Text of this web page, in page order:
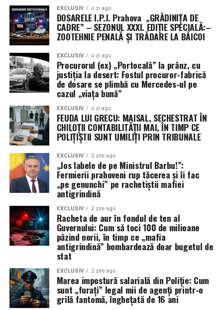
EXCLUSIV o zi ago
DOSARELE I.P.J. Prahova „GRĂDINIȚA DE
CADRE” – SEZONUL XXXI. EDIȚIE SPECIALĂ:–
ZOOTEHNIE PENALĂ ȘI TRĂDARE LA BĂICOI
EXCLUSIV o zi ago
Procurorul (ex) „Portocală” la prânz, cu
justiția la desert: Fostul procuror-fabrică
de dosare se plimbă cu Mercedes-ul pe
cazul „viața bună”
EXCLUSIV o zi ago
FEUDA LUI GRECU: MAISAL, SECHESTRAT ÎN
CHILOȚII CONTABILITĂȚII MAI, ÎN TIMP CE
POLIȚIȘTII SUNT UMILIȚI PRIN TRIBUNALE
EXCLUSIV 2 zile ago
„Jos labele de pe Ministrul Barbu!”:
Fermierii prahoveni rup tăcerea și îi fac
„pe genunchi” pe rachetiștii mafiei
antigrindină
EXCLUSIV 2 zile ago
Racheta de aur în fondul de ten al
Guvernului: Cum să toci 100 de milioane
păzind norii, în timp ce „mafia
antigrindină” bombardează doar bugetul de
stat
EXCLUSIV 2 zile ago
Marea impostură salarială din Poliție: Cum
sunt „furați” legal mii de agenți printr-o
grilă fantomă, înghețată de 16 ani